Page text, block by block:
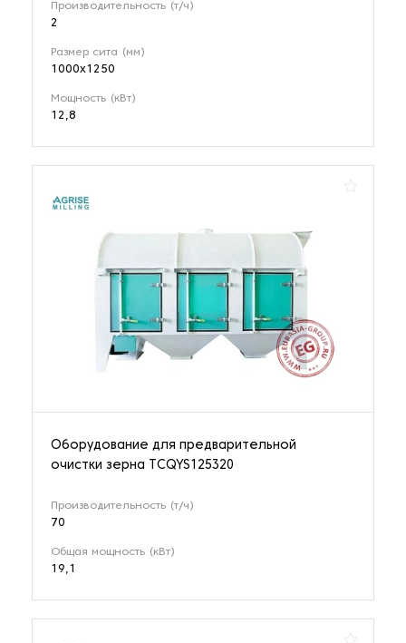
Производительность (т/ч)
2
Размер сита (мм)
1000х1250
Мощность (кВт)
12,8
Оборудование для предварительной
очистки зерна TCQYS125320
Производительность (т/ч)
70
Общая мощность (кВт)
19,1